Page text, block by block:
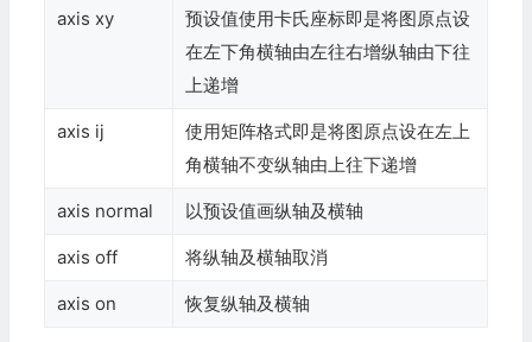
axis xy
预设值使用卡氏座标即是将图原点设
在左下角横轴由左往右增纵轴由下往
上递增
axis ij
使用矩阵格式即是将图原点设在左上
角横轴不变纵轴由上往下递增
axis normal 以预设值画纵轴及横轴
axis off 将纵轴及横轴取消
axis on 恢复纵轴及横轴